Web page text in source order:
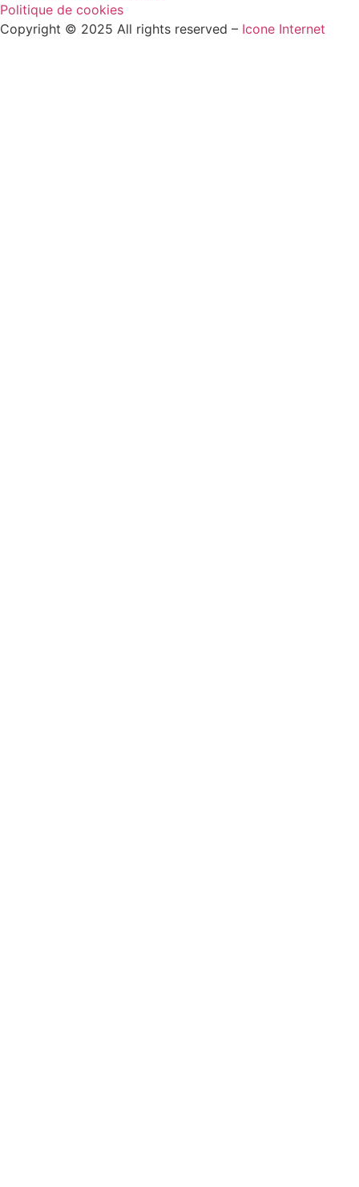
Politique de cookies
Copyright © 2025 All rights reserved – Icone Internet